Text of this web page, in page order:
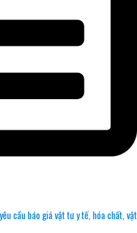
cầu báo giá vật tư y tế, hóa chất, vật